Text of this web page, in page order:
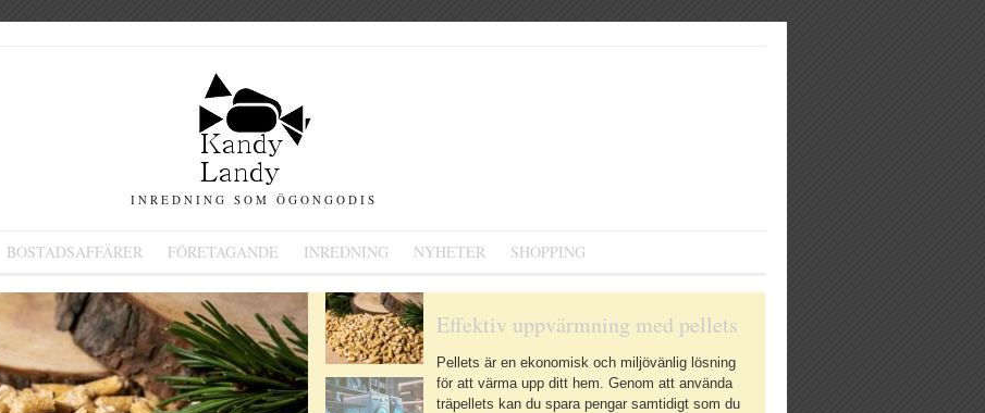
INREDNING SOM ÖGONGODIS
BOSTADSAFFÄRER FÖRETAGANDE INREDNING NYHETER SHOPPING
Effektiv uppvärmning med pellets
Pellets är en ekonomisk och miljövänlig lösning
för att värma upp ditt hem. Genom att använda
träpellets kan du spara pengar samtidigt som du